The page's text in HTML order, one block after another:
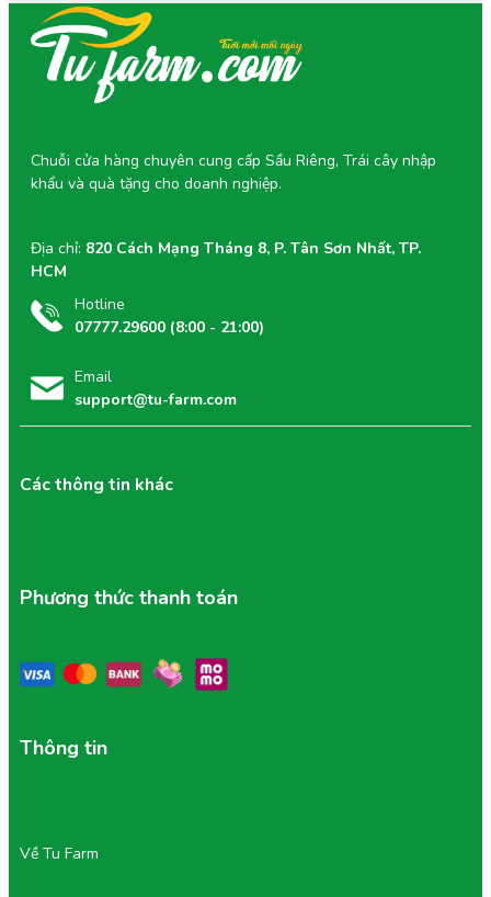
cách thể hiện sự tinh tế, chu đáo và tấm lòng trân trọng
mà người tặng muốn gửi gắm.
Thời gian mở cửa:Từ 8h - 21h
(Tất cả các ngày trong tuần)
Hotline
07777.29600 (8:00 - 21:00)
Email
support@tu-farm.com
Các thông tin khác
Chuỗi cửa hàng chuyên cung cấp Sầu Riêng, Trái cây nhập
khẩu và quà tặng cho doanh nghiệp.
Địa chỉ: 820 Cách Mạng Tháng 8, P. Tân Sơn Nhất, TP.
HCM
Phương thức thanh toán
Thông tin
Về Tu Farm